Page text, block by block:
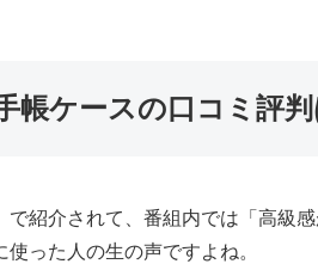
帳ケースの口コミ評
紹介されて、番組内では「高級
った人の生の声ですよね。